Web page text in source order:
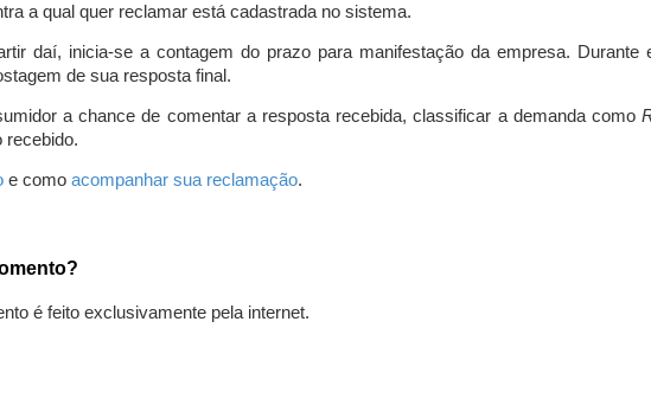
a qual quer reclamar está cadastrada no sistema.
daí, inicia-se a contagem do prazo para manifestação da empresa.
de sua resposta final.
a chance de comentar a resposta recebida, classificar a demanda como
recebido.
e como acompanhar sua reclamação.
é feito exclusivamente pela internet.